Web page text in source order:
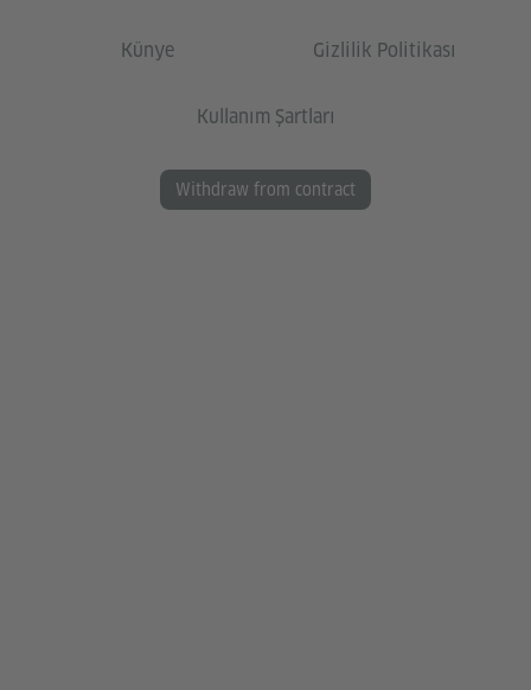
Künye Gizlilik Politikası
Kullanım Şartları
Withdraw from contract